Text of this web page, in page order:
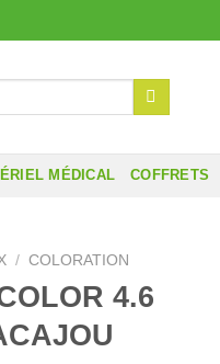
MÉDICAL COFFRETS
/ COLORATION
4.6